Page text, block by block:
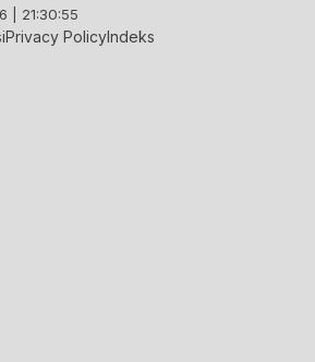
| 21:30:55
Privacy PolicyIndeks